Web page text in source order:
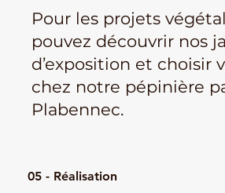
Pour les projets
pouvez découvrir nos
d’exposition et choisir
chez notre pépinière
Plabennec.
05 - Réalisation